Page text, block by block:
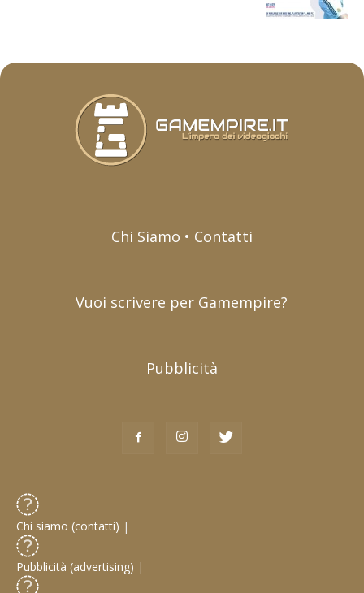
Chi Siamo • Contatti
Vuoi scrivere per Gamempire?
Pubblicità
Chi siamo (contatti) |
Pubblicità (advertising) |